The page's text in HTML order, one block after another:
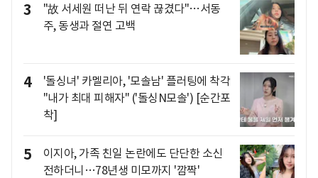
3
"故 서세원 떠난 뒤 연락 끊겼다"…서동
주, 동생과 절연 고백
4
'돌싱녀' 카멜리아, '모솔남' 플러팅에 착각
"내가 최대 피해자" ('돌싱N모솔') [순간포
착]
5
이지아, 가족 친일 논란에도 단단한 소신
전하더니…78년생 미모까지 '깜짝'